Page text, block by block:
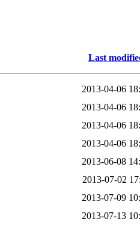
Last
2013-04-06
2013-04-06
2013-04-06
2013-04-06
2013-06-08
2013-07-02
2013-07-09
2013-07-13